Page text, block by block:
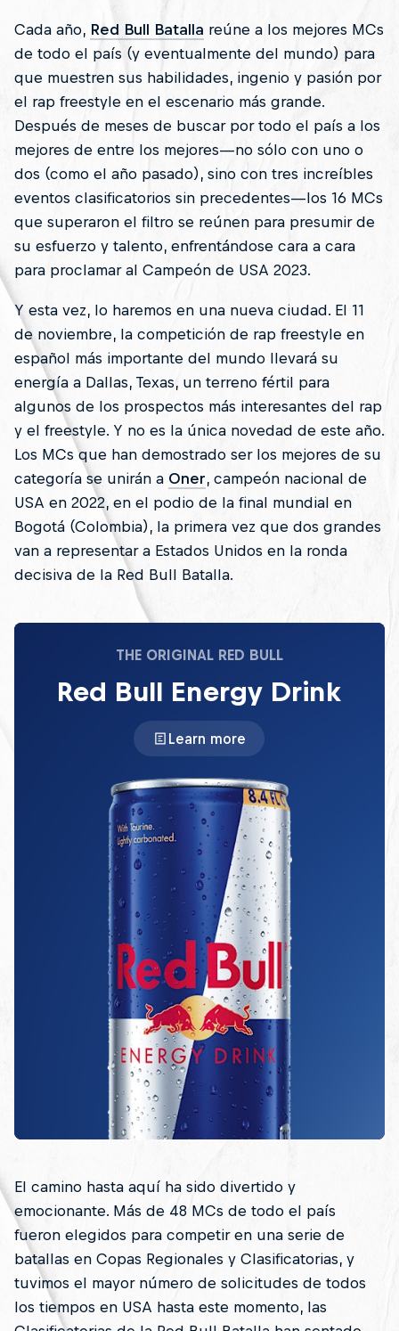
Cada año, Red Bull Batalla reúne a los mejores MCs
de todo el país (y eventualmente del mundo) para
que muestren sus habilidades, ingenio y pasión por
el rap freestyle en el escenario más grande.
Después de meses de buscar por todo el país a los
mejores de entre los mejores—no sólo con uno o
dos (como el año pasado), sino con tres increíbles
eventos clasificatorios sin precedentes—los 16 MCs
que superaron el filtro se reúnen para presumir de
su esfuerzo y talento, enfrentándose cara a cara
para proclamar al Campeón de USA 2023.
Y esta vez, lo haremos en una nueva ciudad. El 11
de noviembre, la competición de rap freestyle en
español más importante del mundo llevará su
energía a Dallas, Texas, un terreno fértil para
algunos de los prospectos más interesantes del rap
y el freestyle. Y no es la única novedad de este año.
Los MCs que han demostrado ser los mejores de su
categoría se unirán a Oner, campeón nacional de
USA en 2022, en el podio de la final mundial en
Bogotá (Colombia), la primera vez que dos grandes
van a representar a Estados Unidos en la ronda
decisiva de la Red Bull Batalla.
THE ORIGINAL RED BULL
Red Bull Energy Drink
Learn more
El camino hasta aquí ha sido divertido y
emocionante. Más de 48 MCs de todo el país
fueron elegidos para competir en una serie de
batallas en Copas Regionales y Clasificatorias, y
tuvimos el mayor número de solicitudes de todos
los tiempos en USA hasta este momento, las